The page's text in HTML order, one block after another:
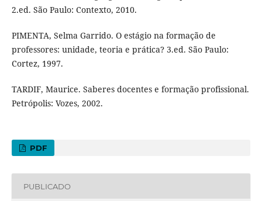
2.ed. São Paulo: Contexto, 2010.
PIMENTA, Selma Garrido. O estágio na formação de
professores: unidade, teoria e prática? 3.ed. São Paulo:
Cortez, 1997.
TARDIF, Maurice. Saberes docentes e formação profissional.
Petrópolis: Vozes, 2002.
PDF
PUBLICADO